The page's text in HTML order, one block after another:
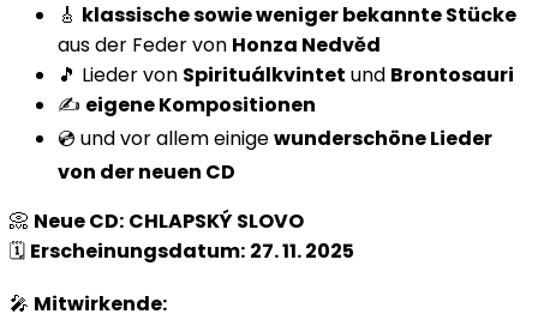
🎸 klassische sowie weniger bekannte Stücke
aus der Feder von Honza Nedvěd
🎵 Lieder von Spirituálkvintet und Brontosauri
✍️ eigene Kompositionen
💿 und vor allem einigewunderschöne Lieder
von der neuen CD
📀 Neue CD: CHLAPSKÝ SLOVO
🗓️ Erscheinungsdatum: 27. 11. 2025
🎤 Mitwirkende: